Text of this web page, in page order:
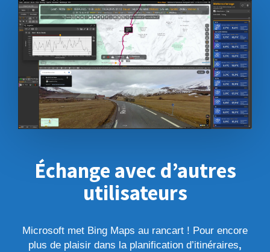
Échange avec d’autres
utilisateurs
Microsoft met Bing Maps au rancart ! Pour encore
plus de plaisir dans la planification d’itinéraires,